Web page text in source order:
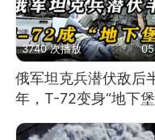
3740 次播放
俄军坦克兵潜伏敌后
年，T-72变身“地下